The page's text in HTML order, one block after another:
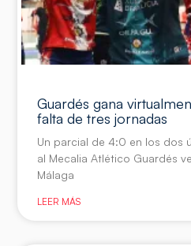
Guardés gana
falta de tres jornadas
Un parcial de 4:0 en los dos
al Mecalia Atlético Guardés
Málaga
LEER MÁS